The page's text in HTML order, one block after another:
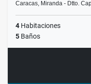
Caracas, Miranda - Dtto.
4 Habitaciones
5 Baños